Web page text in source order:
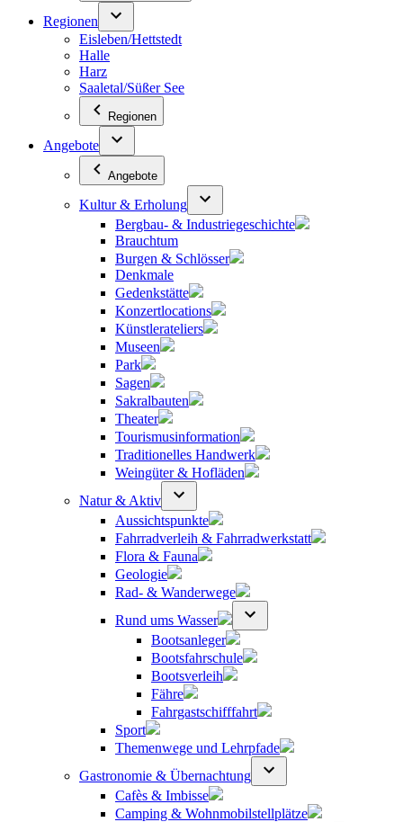
Regionen
Eisleben/Hettstedt
Halle
Harz
Saaletal/Süßer See
Regionen
Angebote
Angebote
Kultur & Erholung
Bergbau- & Industriegeschichte
Brauchtum
Burgen & Schlösser
Denkmale
Gedenkstätte
Konzertlocations
Künstlerateliers
Museen
Park
Sagen
Sakralbauten
Theater
Tourismusinformation
Traditionelles Handwerk
Weingüter & Hofläden
Natur & Aktiv
Aussichtspunkte
Fahrradverleih & Fahrradwerkstatt
Flora & Fauna
Geologie
Rad- & Wanderwege
Rund ums Wasser
Bootsanleger
Bootsfahrschule
Bootsverleih
Fähre
Fahrgastschifffahrt
Sport
Themenwege und Lehrpfade
Gastronomie & Übernachtung
Cafès & Imbisse
Camping & Wohnmobilstellplätze